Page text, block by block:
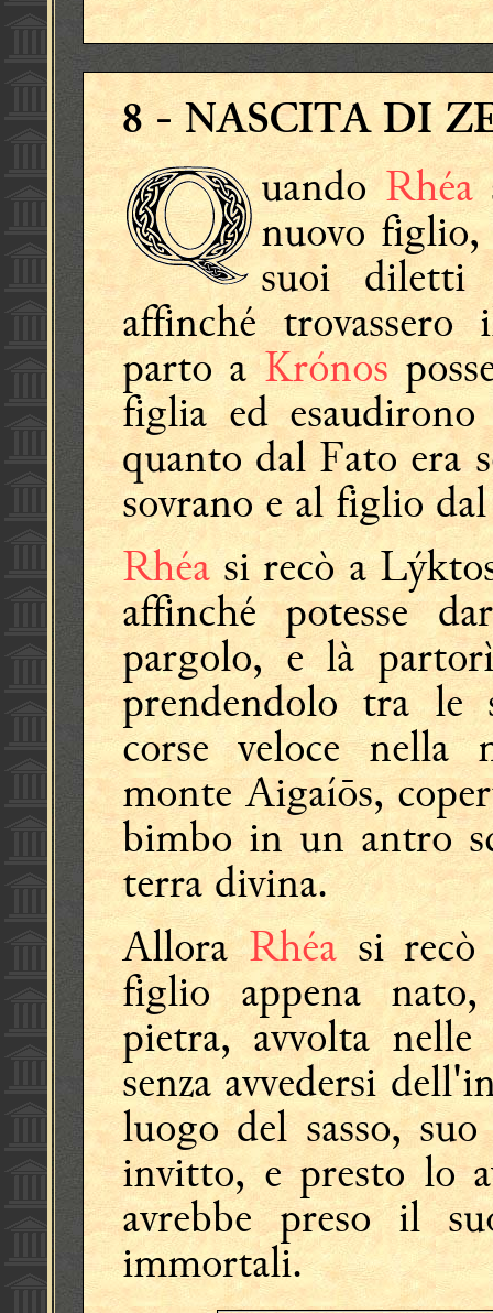
8- NASCITA DI
uando Rhéa
nuovo figlio,
suoi
affinché
parto aKrónos
figlia ed
quanto dal Fato era
sovrano e al figlio
Rhéasi recò a
affinché potesse
pargolo, e là
prendendolo tra le
corse veloce
monte Aigaíōs,
bimbo in un antro
terra divina.
AlloraRhéasi
figlio appena
pietra, avvolta
senza avvedersi
luogo del sasso,
invitto, e presto lo
avrebbe preso il
immortali.